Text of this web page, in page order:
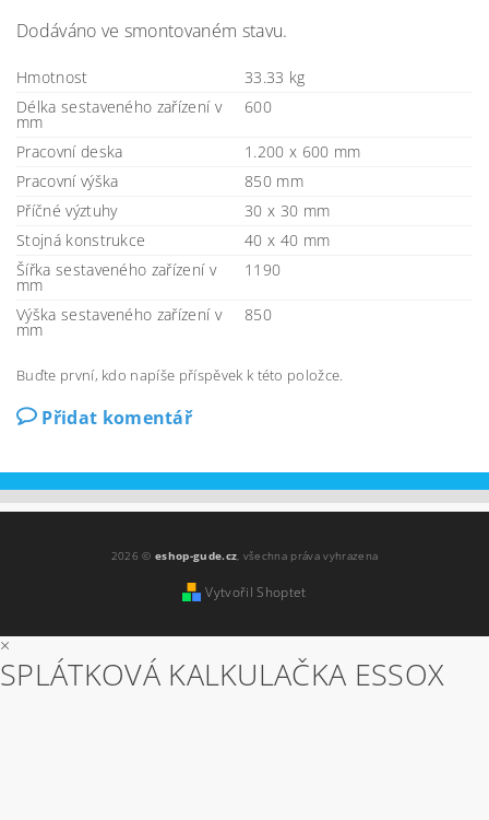
Dodáváno ve smontovaném stavu.
Hmotnost
33.33 kg
Délka sestaveného zařízení v
mm
600
Pracovní deska
1.200 x 600 mm
Pracovní výška
850 mm
Příčné výztuhy
30 x 30 mm
Stojná konstrukce
40 x 40 mm
Šířka sestaveného zařízení v
mm
1190
Výška sestaveného zařízení v
mm
850
Buďte první, kdo napíše příspěvek k této položce.
Přidat komentář
2026 ©eshop-gude.cz, všechna práva vyhrazena
Vytvořil Shoptet
×
SPLÁTKOVÁ KALKULAČKA ESSOX